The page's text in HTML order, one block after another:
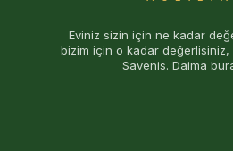
Eviniz sizin için ne kadar
bizim için o kadar
Savenis. Daima